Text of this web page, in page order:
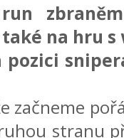
na hru
začneme
stranu